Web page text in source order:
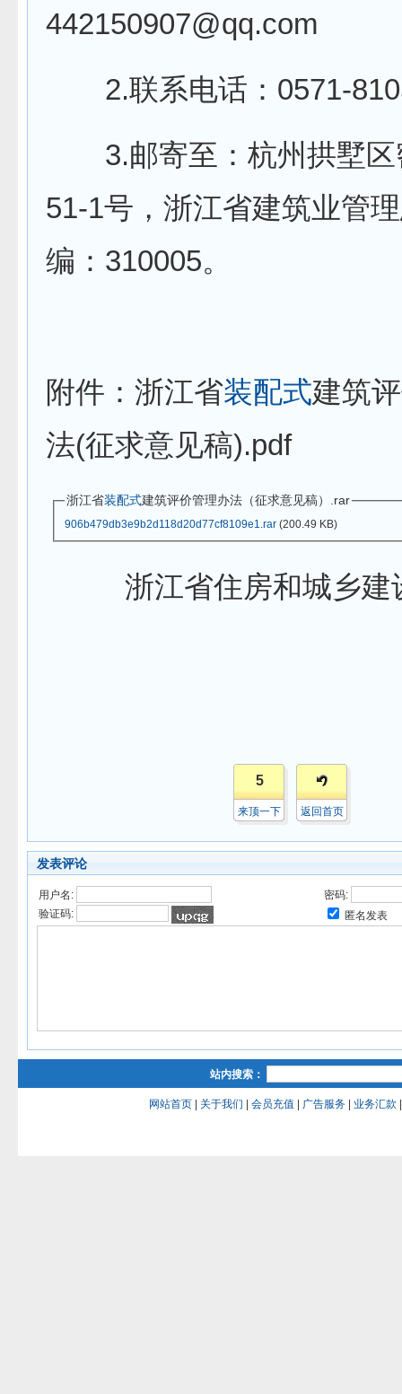
442150907@qq.com
2.联系电话：0571-
3.邮寄至：杭州拱墅区
51-1号，浙江省建筑业管
编：310005。
附件：浙江省装配式建筑
法(征求意见稿).pdf
浙江省装配式建筑评价管理办法（征求意见稿）.rar
906b479db3e9b2d118d20d77cf8109e1.rar(200.49 KB)
浙江省住房和城乡建
5
来顶一下 返回首页
发表评论
用户名:
密码:
验证码:
匿名发表
站内搜索：
网站首页 关于我们 会员充值 广告服务 业务汇款